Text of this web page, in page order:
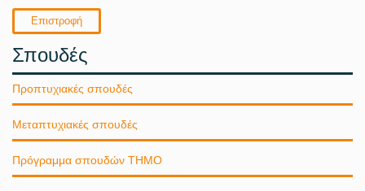
Επιστροφή
Σπουδές
Προπτυχιακές σπουδές
Μεταπτυχιακές σπουδές
Πρόγραμμα σπουδών ΤΗΜΟ